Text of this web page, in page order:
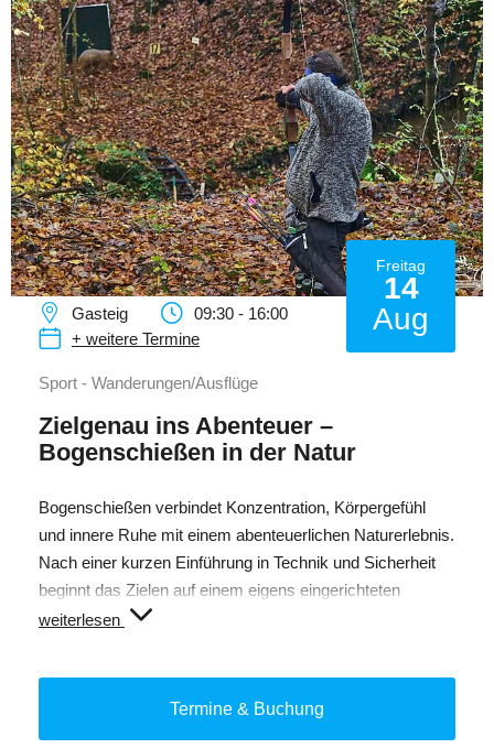
Freitag
14
Aug
Gasteig
09:30 - 16:00
+ weitere Termine
Sport - Wanderungen/Ausflüge
Zielgenau ins Abenteuer –
Bogenschießen in der Natur
Bogenschießen verbindet Konzentration, Körpergefühl
und innere Ruhe mit einem abenteuerlichen Naturerlebnis.
Nach einer kurzen Einführung in Technik und Sicherheit
beginnt das Zielen auf einem eigens eingerichteten
Parcours in einer abgesperrten Zone. Schritt für Schritt
weiterlesen
Termine & Buchung